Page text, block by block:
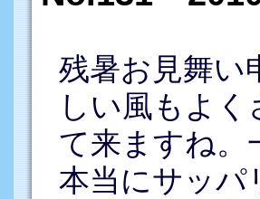
残暑お見舞い
しい風もよ
て来ますね。
本当にサッパ